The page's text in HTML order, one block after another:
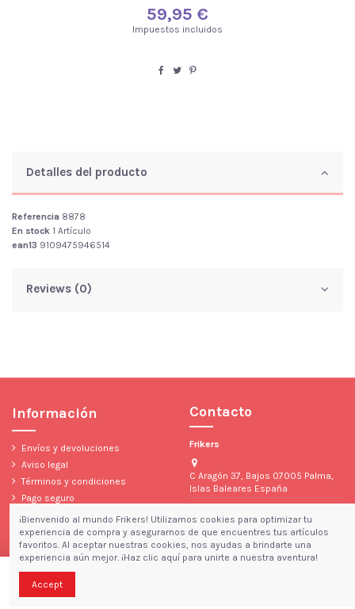
59,95 €
Impuestos incluidos
Detalles del producto
Referencia 8878
En stock 1 Artículo
ean13 9109475946514
Reviews (0)
Información
Envíos y devoluciones
Aviso legal
Términos y condiciones
Pago seguro
Política de privacidad y cookies
Condiciones Generales de Venta
Contacto
Frikers
C Aragón 37, Bajos 07005 Palma,
Islas Baleares España
pfrikosis@hotmail.com
© Copyright 2023 Frikers • Todos los derechos reservados
¡Bienvenido al mundo Frikers! Utilizamos cookies para optimizar tu
experiencia de compra y asegurarnos de que encuentres tus artículos
favoritos. Al aceptar nuestras cookies, nos ayudas a brindarte una
experiencia aún mejor. ¡Haz clic aquí para unirte a nuestra aventura!
Accept